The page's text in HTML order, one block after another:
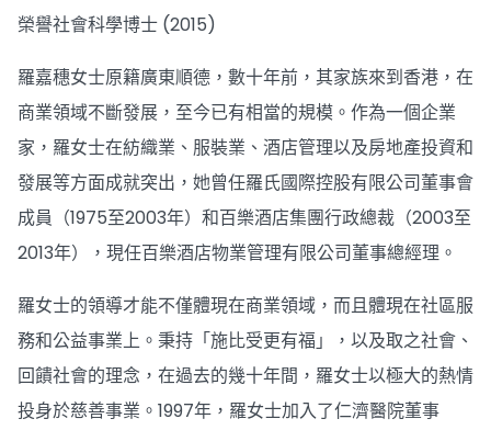
榮譽社會科學博士 (2015)
羅嘉穗女士原籍廣東順德，數十年前，其家族來到香港，在
商業領域不斷發展，至今已有相當的規模。作為一個企業
家，羅女士在紡織業、服裝業、酒店管理以及房地產投資和
發展等方面成就突出，她曾任羅氏國際控股有限公司董事會
成員（1975至2003年）和百樂酒店集團行政總裁（2003至
2013年），現任百樂酒店物業管理有限公司董事總經理。
羅女士的領導才能不僅體現在商業領域，而且體現在社區服
務和公益事業上。秉持「施比受更有福」，以及取之社會、
回饋社會的理念，在過去的幾十年間，羅女士以極大的熱情
投身於慈善事業。1997年，羅女士加入了仁濟醫院董事